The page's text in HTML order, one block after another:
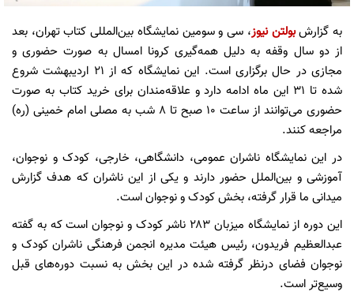
به گزارشبولتن نیوز، سی و سومین نمایشگاه بین‌المللی کتاب تهران، بعد
از دو سال وقفه به دلیل همه‌گیری کرونا امسال به صورت حضوری و
مجازی در حال برگزاری است. این نمایشگاه که از ۲۱ اردیبهشت شروع
شده تا ۳۱‌ این ماه ادامه دارد و علاقه‌مندان برای خرید کتاب به صورت
حضوری می‌توانند از ساعت ۱۰ صبح تا ۸ شب به مصلی امام خمینی (ره)
مراجعه کنند.
در این نمایشگاه ناشران عمومی، دانشگاهی، خارجی، کودک و نوجوان،
آموزشی و بین‌الملل حضور دارند و یکی از این ناشران که هدف گزارش
میدانی ما قرار گرفته، بخش کودک و نوجوان است.
این دوره از نمایشگاه میزبان ۲۸۳ ناشر کودک و نوجوان است که به گفته
عبدالعظیم فریدون، رئیس هیئت مدیره انجمن فرهنگی ناشران کودک و
نوجوان فضای درنظر گرفته شده در این بخش به نسبت دوره‌های قبل
وسیع‌تر است.